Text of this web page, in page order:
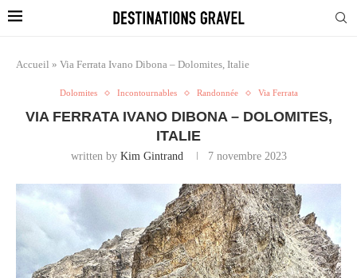
Accueil » Via Ferrata Ivano Dibona – Dolomites, Italie
Dolomites Incontournables Randonnée Via Ferrata
VIA FERRATA IVANO DIBONA – DOLOMITES,
ITALIE
written by Kim Gintrand 7 novembre 2023